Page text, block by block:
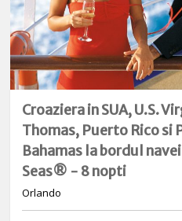
Croaziera in SUA, U.S.
Thomas, Puerto Rico si
Bahamas la bordul
Seas® - 8 nopti
Orlando